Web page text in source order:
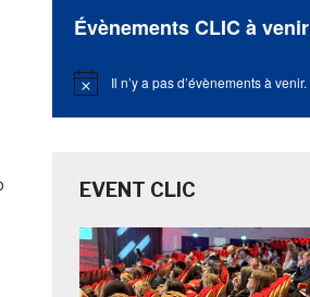
Évènements CLIC à venir
Notice Il n’y a pas d’évènements à venir.
EVENT CLIC